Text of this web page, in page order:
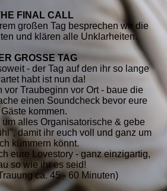
FINAL CALL
großen Tag besprechen wir die
und klären alle Unklarheiten.
GROSSE TAG
- der Tag auf den ihr so lange
habt ist nun da!
vor Traubeginn vor Ort - baue die
einen Soundcheck bevor eure
Gäste kommen.
alles Organisatorische & gebe
damit ihr euch voll und ganz um
kümmern könnt.
eure Lovestory - ganz einzigartig,
so wie ihr es seid!
ca. 45 - 60 Minuten)